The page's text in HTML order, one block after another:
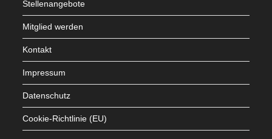
Stellenangebote
Mitglied werden
Kontakt
Impressum
Datenschutz
Cookie-Richtlinie (EU)